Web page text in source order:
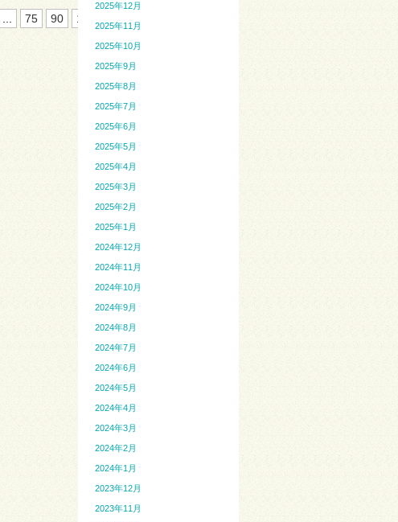
75 90 105
2025年12月
2025年11月
2025年10月
2025年9月
2025年8月
2025年7月
2025年6月
2025年5月
2025年4月
2025年3月
2025年2月
2025年1月
2024年12月
2024年11月
2024年10月
2024年9月
2024年8月
2024年7月
2024年6月
2024年5月
2024年4月
2024年3月
2024年2月
2024年1月
2023年12月
2023年11月